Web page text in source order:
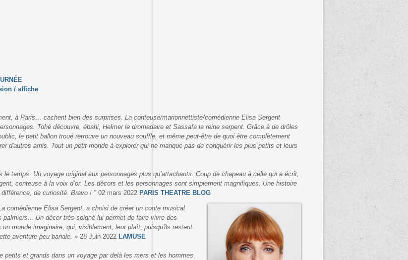
/ affiche
à Paris… cachent bien des surprises. La conteuse/marionnettiste/comédienne Elisa Sergent
Tohé découvre, ébahi, Helmer le dromadaire et Sassafa la reine serpent. Grâce à de drôles
le petit ballon troué retrouve un nouveau souffle, et même peut-être de quoi être complètement
d'autres amis. Tout un petit monde à explorer qui ne manque pas de conquérir les plus petits et leurs
temps. Un voyage original aux personnages plus qu’attachants. Coup de chapeau à celle qui a écrit,
conteuse à la voix d’or. Les décors et les personnages sont simplement magnifiques. Une histoire
différence, de curiosité. Bravo ! " 02 mars 2022 PARIS THEATRE BLOG
comédienne Elisa Sergent, a choisi de créer un conte musical
Un décor très soigné lui permet de faire vivre des
monde imaginaire, qui, visiblement, leur plaît, puisqu'ils restent
aventure peu banale. » 28 Juin 2022 LAMUSE
petits et grands dans un voyage par delà les mers et les hommes.